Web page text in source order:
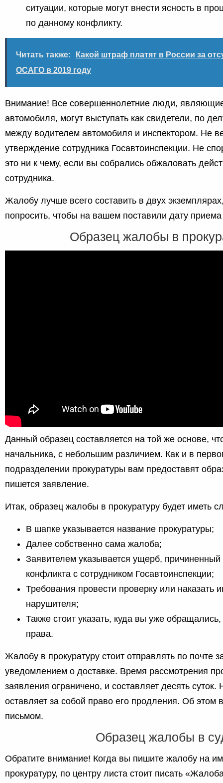
ситуации, которые могут внести ясность в
по данному конфликту.
Читать также:
Какой штраф платят в России за
ОСАГО в 2019 году
Внимание! Все совершеннолетние люди,
автомобиля, могут выступать как свидетели, по
между водителем автомобиля и инспектором. Не
утверждение сотрудника Госавтоинспекции. Не
это ни к чему, если вы собрались обжаловать
сотрудника.
Жалобу лучше всего составить в двух
попросить, чтобы на вашем поставили дату
Образец жалобы в
Данный образец составляется на той же основе,
начальника, с небольшим различием. Как и в
подразделении прокуратуры вам предоставят
пишется заявление.
Итак, образец жалобы в прокуратуру будет иметь
В шапке указывается название прокуратуры;
Далее собственно сама жалоба;
Заявителем указывается ущерб, причиненный
конфликта с сотрудником Госавтоинспекции;
Требования провести проверку или наказать
нарушителя;
Также стоит указать, куда вы уже
права.
Жалобу в прокуратуру стоит отправлять по почте
уведомлением о доставке. Время рассмотрения
заявления ограничено, и составляет десять суток.
оставляет за собой право его продления. Об этом
письмом.
Образец жалобы в
Обратите внимание! Когда вы пишите жалобу на
прокуратуру, по центру листа стоит писать